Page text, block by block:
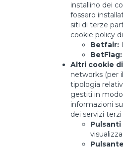
installino dei
fossero
siti di terze
cookie policy
Betfair:
BetFlag:
Altri cookie
networks (per
tipologia
gestiti in
informazioni
dei servizi
Pulsanti